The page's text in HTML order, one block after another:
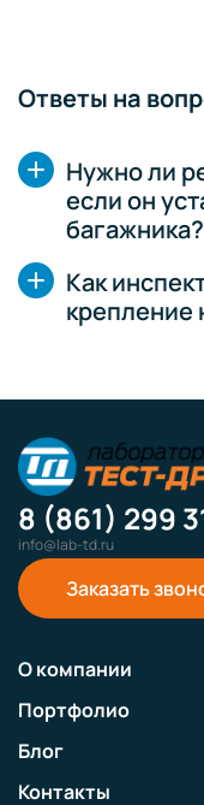
Ответы на
Нужно ли
если он
багажника?
Как
крепление
8 (861) 299
info@lab-td.ru
Заказать
О компании
Портфолио
Блог
Контакты